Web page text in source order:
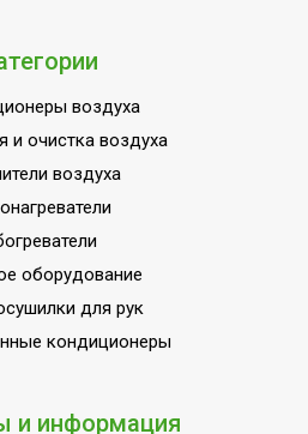
работы;Подсветка
SLEEP;Режим
автоочистки;Режим
обогрева;Режим
осушения;Система
интенсивного
охлаждения;Цифровой
дисплей
воздуха
и очистка воздуха
воздуха
оборудование
для рук
кондиционеры
и информация